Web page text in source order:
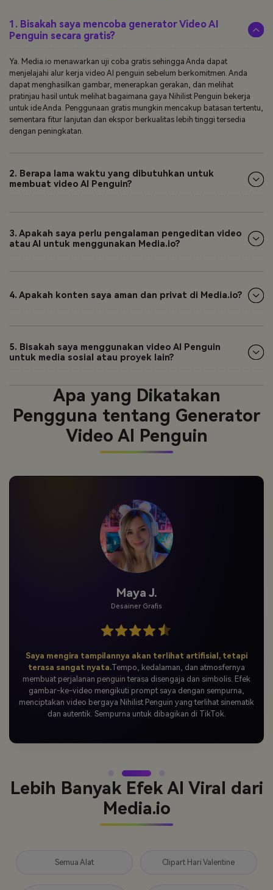
1. Bisakah saya mencoba generator Video AI
Penguin secara gratis?
Ya. Media.io menawarkan uji coba gratis sehingga Anda dapat
menjelajahi alur kerja video AI penguin sebelum berkomitmen. Anda
dapat menghasilkan gambar, menerapkan gerakan, dan melihat
pratinjau hasil untuk melihat bagaimana gaya Nihilist Penguin bekerja
untuk ide Anda. Penggunaan gratis mungkin mencakup batasan tertentu,
sementara fitur lanjutan dan ekspor berkualitas lebih tinggi tersedia
dengan peningkatan.
2. Berapa lama waktu yang dibutuhkan untuk
membuat video AI Penguin?
3. Apakah saya perlu pengalaman pengeditan video
atau AI untuk menggunakan Media.io?
4. Apakah konten saya aman dan privat di Media.io?
5. Bisakah saya menggunakan video AI Penguin
untuk media sosial atau proyek lain?
Apa yang Dikatakan
Pengguna tentang Generator
Video AI Penguin
Jordan P.
Pengguna Kasual
Saya bergabung dengan tren video AI penguin—dan
langsung viral.Saya membagikan video penguin berjalan saya di
TikTok, dan reaksinya luar biasa. Orang-orang langsung
terhubung dengan suasananya, berkomentar tentang maknanya,
dan video tersebut dengan cepat mendapatkan perhatian.
Rasanya seperti saya membuat ulang momen viral dengan cara
Lebih Banyak Efek AI Viral dari
Media.io
Semua Alat Clipart Hari Valentine